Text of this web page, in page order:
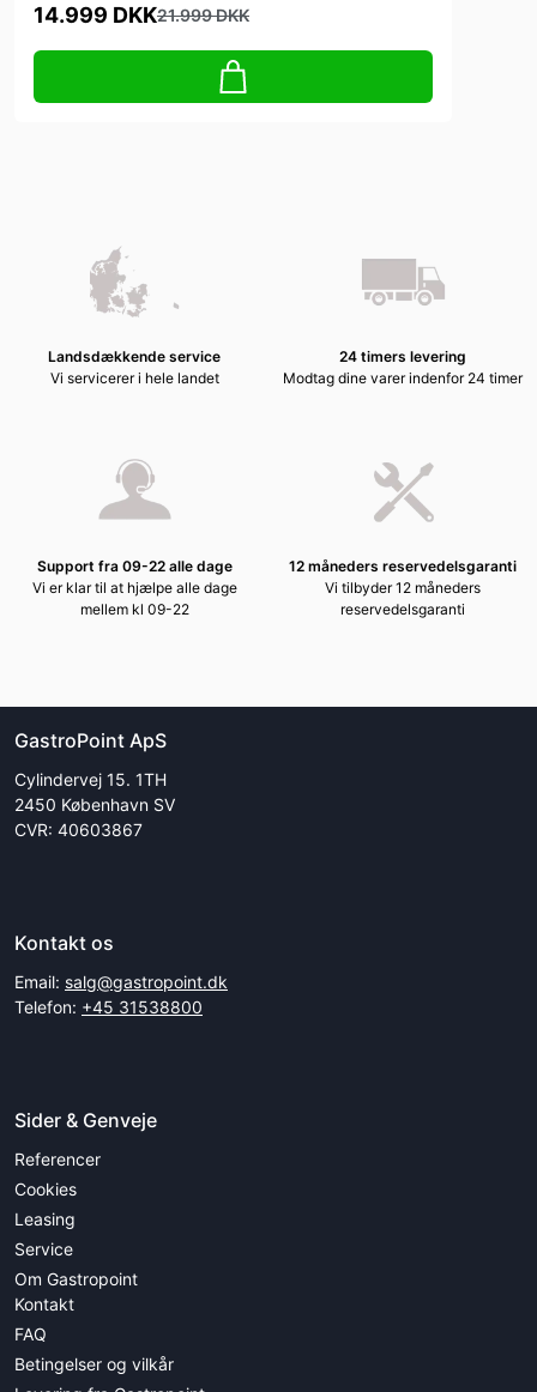
14.999 DKK21.999 DKK
Landsdækkende service
Vi servicerer i hele landet
24 timers levering
Modtag dine varer indenfor 24 timer
Support fra 09-22 alle dage
Vi er klar til at hjælpe alle dage
mellem kl 09-22
12 måneders reservedelsgaranti
Vi tilbyder 12 måneders
reservedelsgaranti
GastroPoint ApS
Cylindervej 15. 1TH
2450 København SV
CVR: 40603867
Kontakt os
Email: salg@gastropoint.dk
Telefon: +45 31538800
Sider & Genveje
Referencer
Cookies
Leasing
Service
Om Gastropoint
Kontakt
FAQ
Betingelser og vilkår